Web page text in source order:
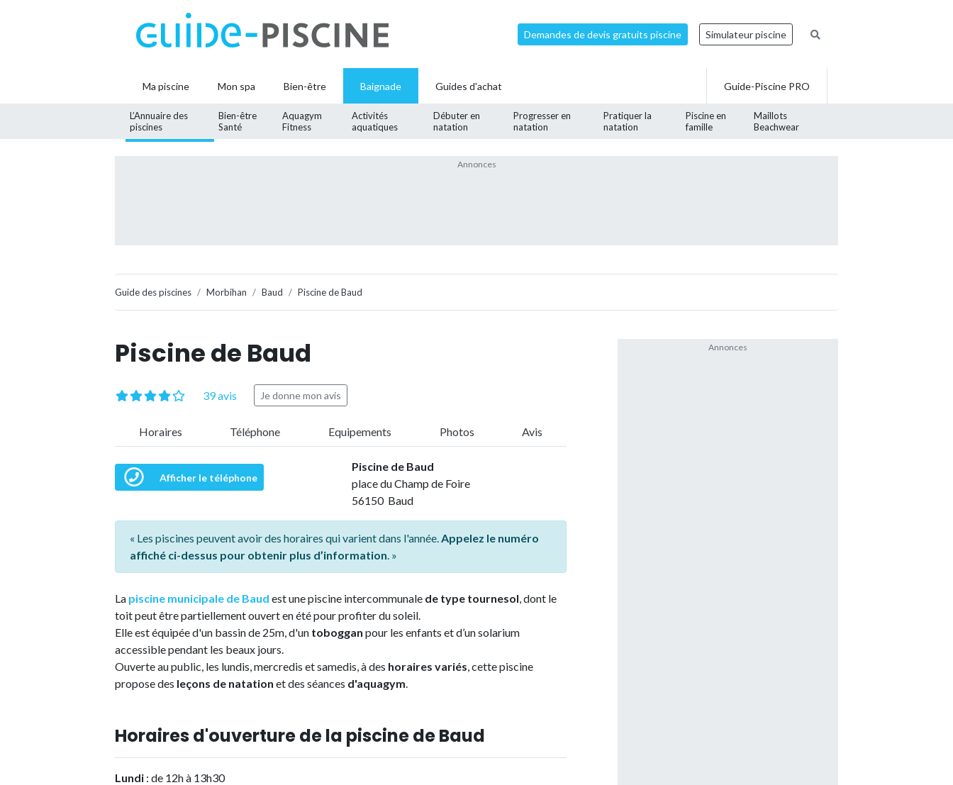
Demandes de devis gratuits piscine Simulateur piscine
Ma piscine Mon spa Bien-être Baignade
L’Annuaire des
piscines
Bien-être
Santé
Aquagym
Fitness
Activités
aquatiques
Débuter en
natation
Progresser en
natation
Pratiquer la
natation
Piscine en
famille
Maillots
Beachwear
Guides d'achat Guide-Piscine PRO
Guide des piscines Morbihan Baud Piscine de Baud
Piscine de Baud
39 avis Je donne mon avis
Horaires Téléphone Equipements Photos Avis
Afficher le téléphone
Piscine de Baud
place du Champ de Foire
56150 Baud
« Les piscines peuvent avoir des horaires qui varient dans l'année.Appelez le numéro
affiché ci-dessus pour obtenir plus d’information. »
La piscine municipale de Baud est une piscine intercommunale de type tournesol, dont le
toit peut être partiellement ouvert en été pour profiter du soleil.
Elle est équipée d'un bassin de 25m, d'un toboggan pour les enfants et d’un solarium
accessible pendant les beaux jours.
Ouverte au public, les lundis, mercredis et samedis, à des horaires variés, cette piscine
propose des leçons de natation et des séances d'aquagym.
Horaires d'ouverture de la piscine de Baud
Lundi : de 12h à 13h30